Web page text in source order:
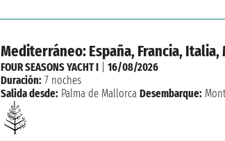
Mediterráneo: España, Francia, Italia,
FOUR SEASONS YACHT I |16/08/2026
Duración: 7 noches
Salida desde: Palma de Mallorca Desembarque: